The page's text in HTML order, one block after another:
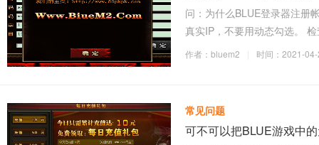
问：为什么BLUE登录器注册
真实IP，不要用动态勾选。
作者：bluem2 时间：2021-
常见问题
可不可以把BLUE游戏中